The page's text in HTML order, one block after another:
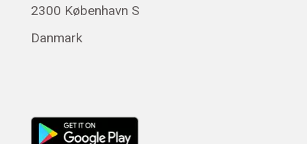
Română
2300 København S
Danmark